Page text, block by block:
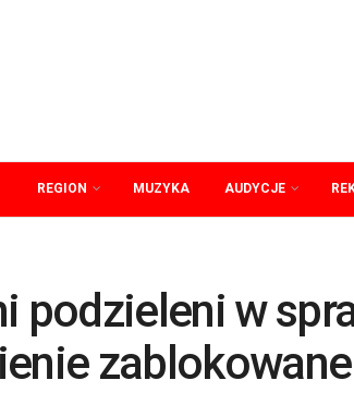
REGION MUZYKA AUDYCJE
podzieleni w
zablokowane